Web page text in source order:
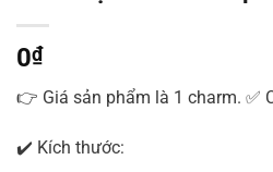
0₫
👉 Giá sản phẩm là 1 charm. ✅
✔️ Kích thước: